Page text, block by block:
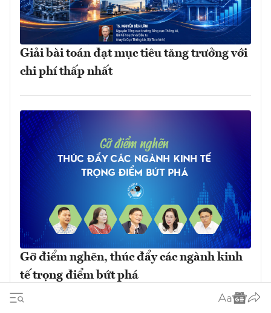
Giải bài toán đạt mục tiêu tăng trưởng với
chi phí thấp nhất
Gỡ điểm nghẽn, thúc đẩy các ngành kinh
tế trọng điểm bứt phá